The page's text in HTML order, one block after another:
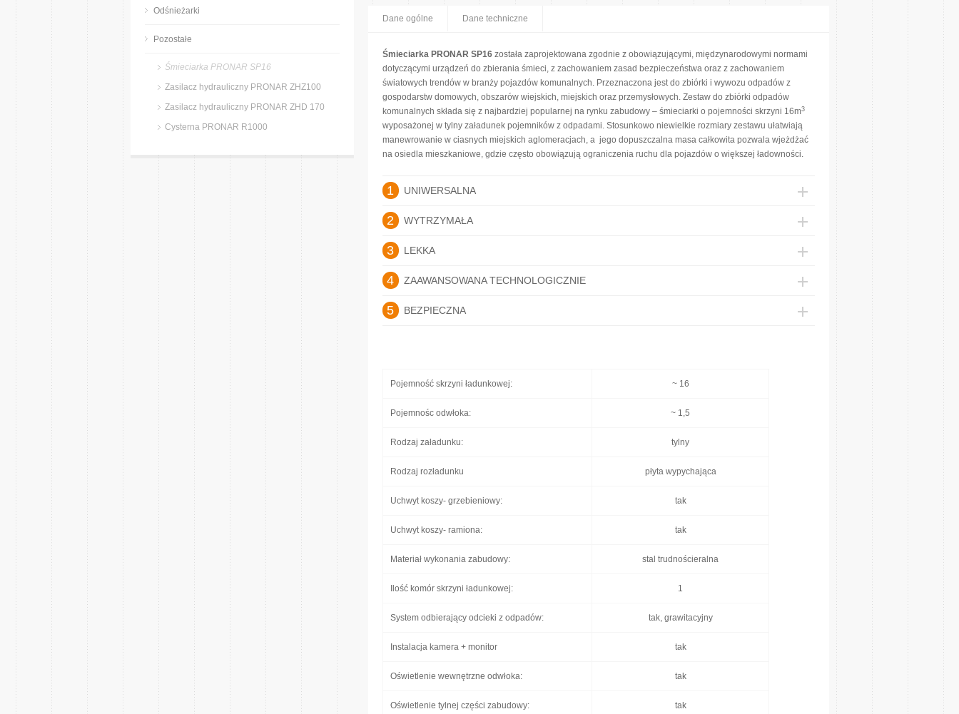
Dane ogólne Dane techniczne
Śmieciarka PRONAR SP16 została zaprojektowana zgodnie z obowiązującymi, międzynarodowymi normami
dotyczącymi urządzeń do zbierania śmieci, z zachowaniem zasad bezpieczeństwa oraz z zachowaniem
światowych trendów w branży pojazdów komunalnych. Przeznaczona jest do zbiórki i wywozu odpadów z
gospodarstw domowych, obszarów wiejskich, miejskich oraz przemysłowych. Zestaw do zbiórki odpadów
komunalnych składa się z najbardziej popularnej na rynku zabudowy – śmieciarki o pojemności skrzyni 16m3
wyposażonej w tylny załadunek pojemników z odpadami. Stosunkowo niewielkie rozmiary zestawu ułatwiają
manewrowanie w ciasnych miejskich aglomeracjach, a jego dopuszczalna masa całkowita pozwala wjeżdżać
na osiedla mieszkaniowe, gdzie często obowiązują ograniczenia ruchu dla pojazdów o większej ładowności.
1 UNIWERSALNA
2 WYTRZYMAŁA
3 LEKKA
4 ZAAWANSOWANA TECHNOLOGICZNIE
5 BEZPIECZNA
Pojemność skrzyni ładunkowej: ~ 16
Pojemnośc odwłoka: ~ 1,5
Rodzaj załadunku: tylny
Rodzaj rozładunku płyta wypychająca
Uchwyt koszy- grzebieniowy: tak
Uchwyt koszy- ramiona: tak
Materiał wykonania zabudowy: stal trudnościeralna
Ilość komór skrzyni ładunkowej: 1
System odbierający odcieki z odpadów: tak, grawitacyjny
Instalacja kamera + monitor tak
Oświetlenie wewnętrzne odwłoka: tak
Oświetlenie tylnej części zabudowy: tak
Odśnieżarki
Pozostałe
Śmieciarka PRONAR SP16
Zasilacz hydrauliczny PRONAR ZHZ100
Zasilacz hydrauliczny PRONAR ZHD 170
Cysterna PRONAR R1000